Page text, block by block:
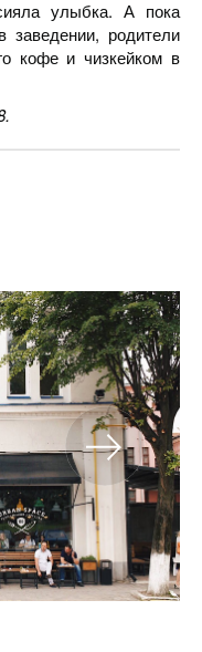
улыбка. А пока
заведении, родители
кофе и чизкейком в